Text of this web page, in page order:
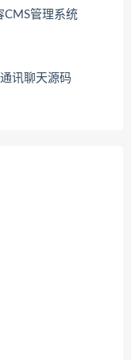
CMS管理系统
讯聊天源码